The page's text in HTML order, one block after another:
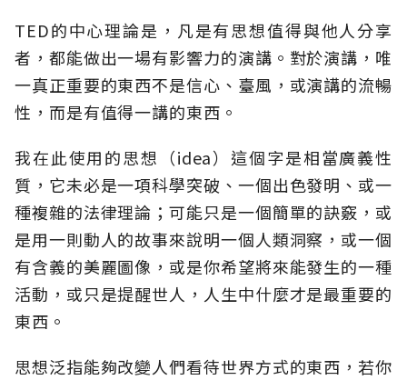
TED的中心理論是，凡是有思想值得與他人分享
者，都能做出一場有影響力的演講。對於演講，唯
一真正重要的東西不是信心、臺風，或演講的流暢
性，而是有值得一講的東西。
我在此使用的思想（idea）這個字是相當廣義性
質，它未必是一項科學突破、一個出色發明、或一
種複雜的法律理論；可能只是一個簡單的訣竅，或
是用一則動人的故事來說明一個人類洞察，或一個
有含義的美麗圖像，或是你希望將來能發生的一種
活動，或只是提醒世人，人生中什麼才是最重要的
東西。
思想泛指能夠改變人們看待世界方式的東西，若你